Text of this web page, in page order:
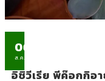
06
ส.ค.
อิชิวีเรีย พีค๊อกกิอ